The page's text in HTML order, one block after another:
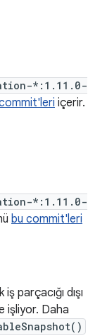
*:1.11.0-
içerir.
*:1.11.0-
bu commit'leri
iş parçacığı dışı
işliyor. Daha